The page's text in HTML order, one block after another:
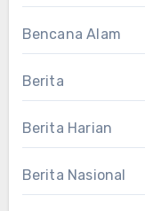
Bencana Alam
Berita
Berita Harian
Berita Nasional